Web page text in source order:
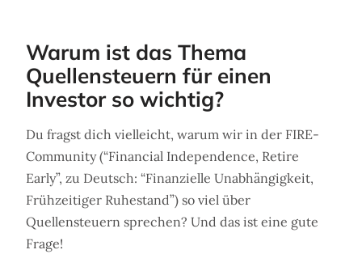
Warum ist das Thema
Quellensteuern für einen
Investor so wichtig?
Du fragst dich vielleicht, warum wir in der FIRE-
Community (“Financial Independence, Retire
Early”, zu Deutsch: “Finanzielle Unabhängigkeit,
Frühzeitiger Ruhestand”) so viel über
Quellensteuern sprechen? Und das ist eine gute
Frage!